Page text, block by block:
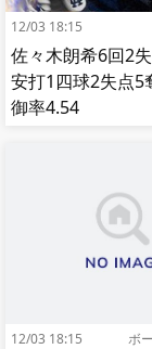
12/03 18:15
佐々木朗希6回2
安打1四球2失点5
御率4.54
12/03 18:15 ボ